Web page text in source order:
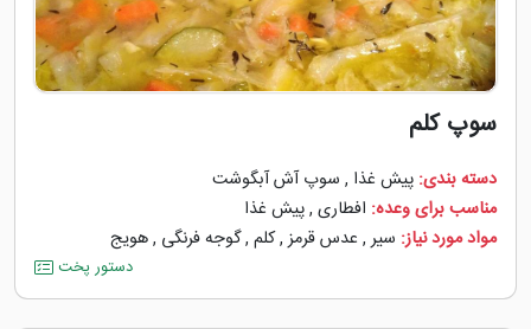
سوپ کلم
دسته بندی: پیش غذا , سوپ آش آبگوشت
مناسب برای وعده: افطاری ,پیش غذا
مواد مورد نیاز: سیر, عدس قرمز,کلم ,گوجه ‌فرنگی ,هویج
دستور پخت